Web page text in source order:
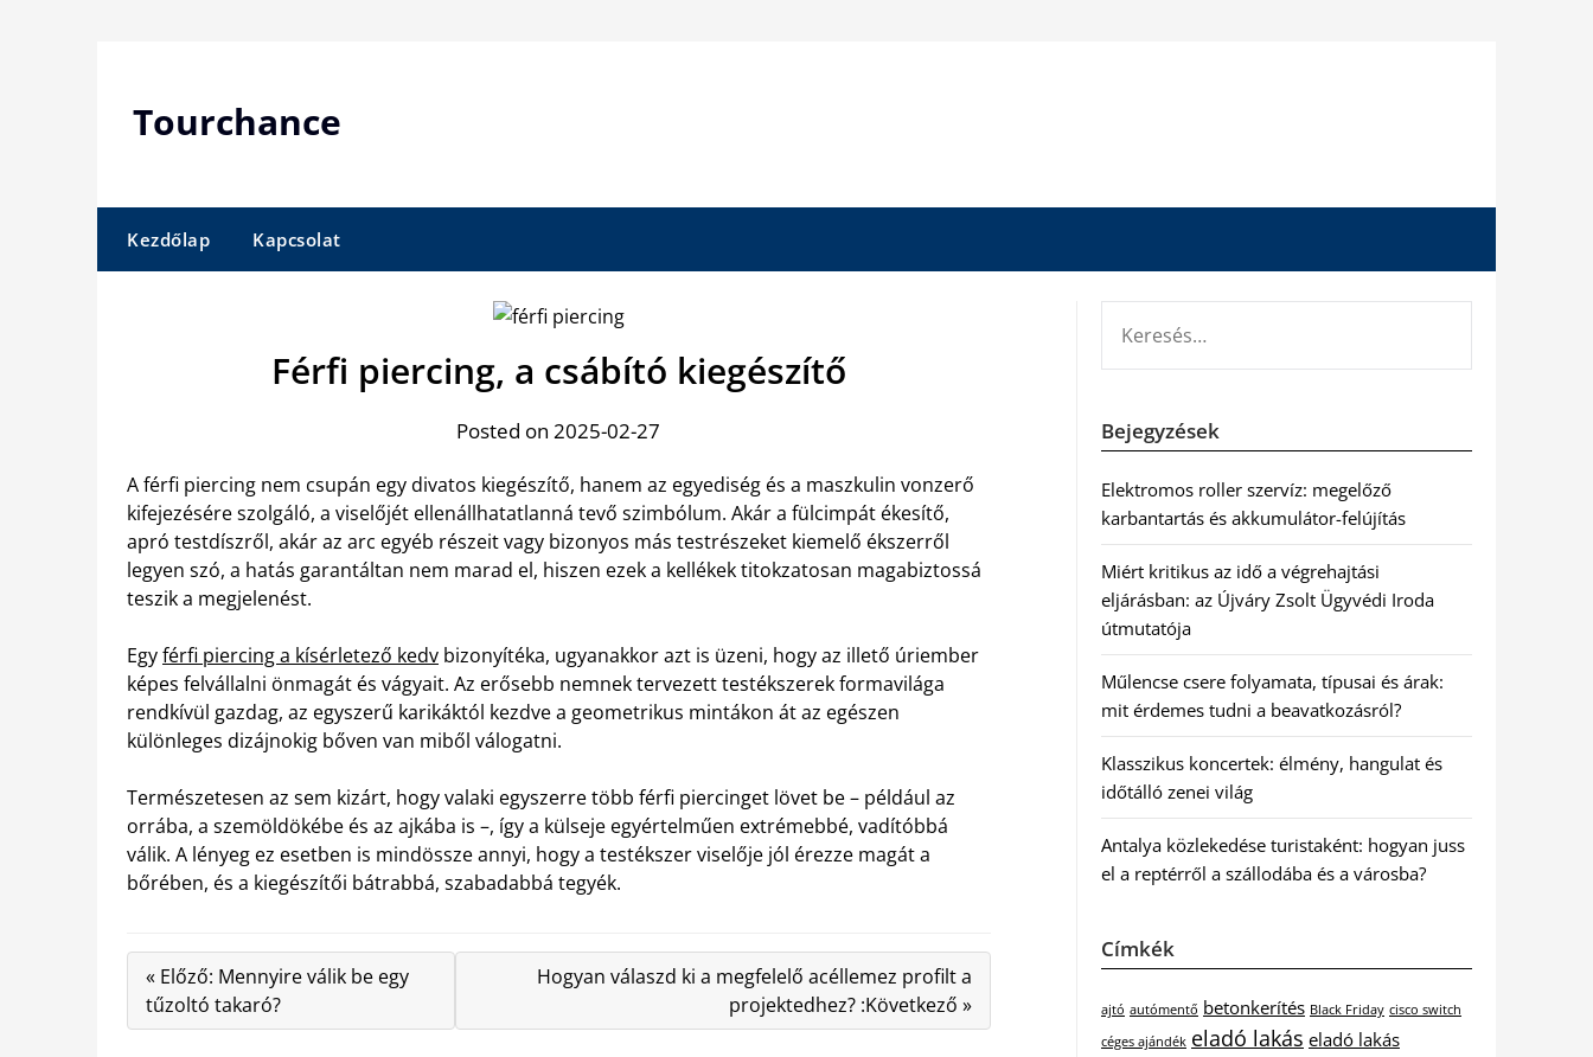
Tourchance
Kezdőlap Kapcsolat
Férfi piercing, a csábító kiegészítő
Posted on 2025-02-27
A férfi piercing nem csupán egy divatos kiegészítő, hanem az egyediség és a maszkulin vonzerő
kifejezésére szolgáló, a viselőjét ellenállhatatlanná tevő szimbólum. Akár a fülcimpát ékesítő,
apró testdíszről, akár az arc egyéb részeit vagy bizonyos más testrészeket kiemelő ékszerről
legyen szó, a hatás garantáltan nem marad el, hiszen ezek a kellékek titokzatosan magabiztossá
teszik a megjelenést.
Egyférfi piercing a kísérletező kedv bizonyítéka, ugyanakkor azt is üzeni, hogy az illető úriember
képes felvállalni önmagát és vágyait. Az erősebb nemnek tervezett testékszerek formavilága
rendkívül gazdag, az egyszerű karikáktól kezdve a geometrikus mintákon át az egészen
különleges dizájnokig bőven van miből válogatni.
Természetesen az sem kizárt, hogy valaki egyszerre több férfi piercinget lövet be – például az
orrába, a szemöldökébe és az ajkába is –, így a külseje egyértelműen extrémebbé, vadítóbbá
válik. A lényeg ez esetben is mindössze annyi, hogy a testékszer viselője jól érezze magát a
bőrében, és a kiegészítői bátrabbá, szabadabbá tegyék.
« Előző: Mennyire válik be egy
tűzoltó takaró?
Hogyan válaszd ki a megfelelő acéllemez profilt a
projektedhez? :Következő »
Bejegyzések
Elektromos roller szervíz: megelőző
karbantartás és akkumulátor-felújítás
Miért kritikus az idő a végrehajtási
eljárásban: az Újváry Zsolt Ügyvédi Iroda
útmutatója
Műlencse csere folyamata, típusai és árak:
mit érdemes tudni a beavatkozásról?
Klasszikus koncertek: élmény, hangulat és
időtálló zenei világ
Antalya közlekedése turistaként: hogyan juss
el a reptérről a szállodába és a városba?
Címkék
ajtó autómentő betonkerítés Black Friday cisco switch
céges ajándék eladó lakás eladó lakás